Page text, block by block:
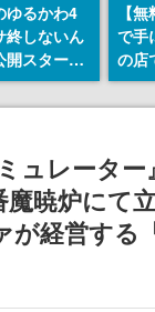
ゆるかわ4
終しないん
開スター
新入社員の
ゲーム会社
【
で手
の店
『
の9
記
ュレータ
魔暁炉にて
が経営する